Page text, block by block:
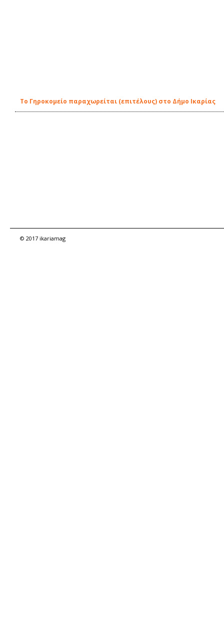
To Γηροκομείο παραχωρείται (επιτέλους) στο Δήμο Ικαρίας
© 2017 ikariamag